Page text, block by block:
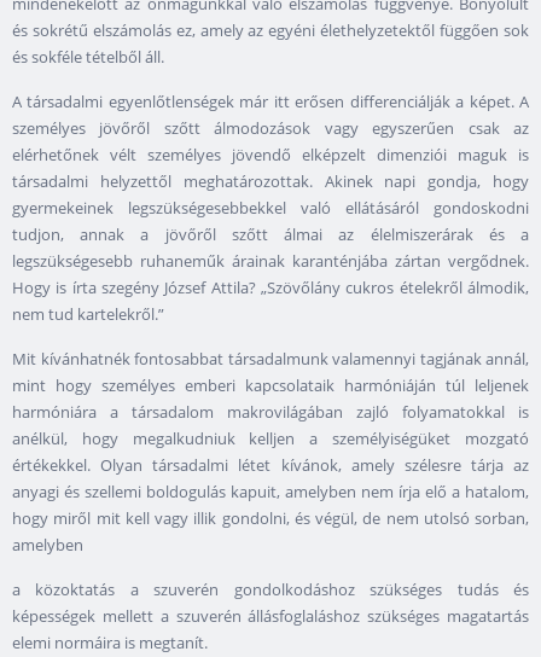
és sokrétű elszámolás ez, amely az egyéni élethelyzetektől függően sok
és sokféle tételből áll.
A társadalmi egyenlőtlenségek már itt erősen differenciálják a képet. A
személyes jövőről szőtt álmodozások vagy egyszerűen csak az
elérhetőnek vélt személyes jövendő elképzelt dimenziói maguk is
társadalmi helyzettől meghatározottak. Akinek napi gondja, hogy
gyermekeinek legszükségesebbekkel való ellátásáról gondoskodni
tudjon, annak a jövőről szőtt álmai az élelmiszerárak és a
legszükségesebb ruhaneműk árainak karanténjába zártan vergődnek.
Hogy is írta szegény József Attila? „Szövőlány cukros ételekről álmodik,
nem tud kartelekről.”
Mit kívánhatnék fontosabbat társadalmunk valamennyi tagjának annál,
mint hogy személyes emberi kapcsolataik harmóniáján túl leljenek
harmóniára a társadalom makrovilágában zajló folyamatokkal is
anélkül, hogy megalkudniuk kelljen a személyiségüket mozgató
értékekkel. Olyan társadalmi létet kívánok, amely szélesre tárja az
anyagi és szellemi boldogulás kapuit, amelyben nem írja elő a hatalom,
hogy miről mit kell vagy illik gondolni, és végül, de nem utolsó sorban,
amelyben
a közoktatás a szuverén gondolkodáshoz szükséges tudás és
képességek mellett a szuverén állásfoglaláshoz szükséges magatartás
elemi normáira is megtanít.